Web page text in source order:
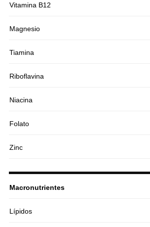
Vitamina B12
Magnesio
Tiamina
Riboflavina
Niacina
Folato
Zinc
Macronutrientes
Lípidos